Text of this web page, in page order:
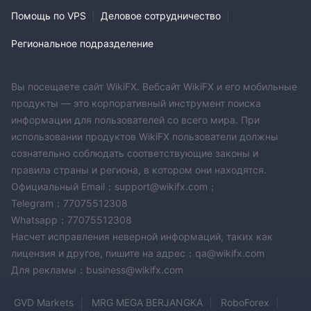
сравнению с владением реальными продуктами.
агрессивных рыночных стратегий, производные
Счет
Whale Inc. предлагает трейдерам возможность открыть
минимальным требованием
депозита в размере $100.
Этот порог депозита
обеспечивает доступность торговли в режиме реального
времени на различных финансовых рынках, позволяя
трейдерам активно участвовать на выбранном ими рынке.
Хотя минимальная сумма депозита раскрыта, другие
важные детали, такие как особенности счета и условия
требует дополнительного уточнения для обеспечения
Помощь по VPS Деловое сотрудничество
Региональное подразделение
Вы посещаете сайт WikiFX. Вебсайт WikiFX и его мобильные
продукты — это корпоративный инструмент поиска
информации для пользователей со всего мира. При
использовании продуктов WikiFX пользователи должны
сознательно соблюдать соответствующие законы и
правила страны и региона, в котором они находятся.
Официальный Email：support@wikifx.com；
Telegram：77075512308
Whatsapp：77075512308
Насчет исправления неверной информаций, таких как
лицензия и другое, пишите на адрес：qa@wikifx.com
Для рекламы：business@wikifx.com
GVD Markets MRG MEGA BERJANGKA RoboForex